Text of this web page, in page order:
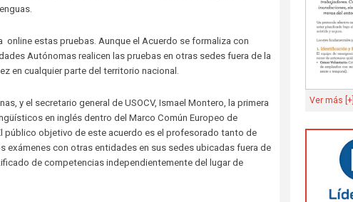
online estas pruebas. Aunque el Acuerdo se formaliza con
Autónomas realicen las pruebas en otras sedes fuera de la
en cualquier parte del territorio nacional.
y el secretario general de USOCV, Ismael Montero, la primera
en inglés dentro del Marco Común Europeo de
público objetivo de este acuerdo es el profesorado tanto de
exámenes con otras entidades en sus sedes ubicadas fuera de
de competencias independientemente del lugar de
Ver más [+]